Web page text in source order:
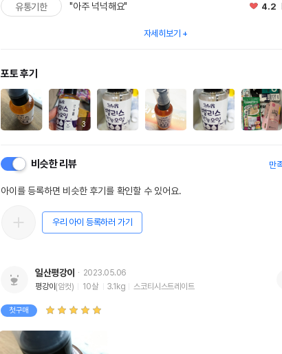
유통기한 "아주 넉넉해요" 4.2
자세히보기
포토 후기
3
비슷한 리뷰 만
아이를 등록하면 비슷한 후기를 확인할 수 있어요.
우리 아이 등록하러 가기
일산평강이
2023.05.06
평강이(암컷) 10살 3.1kg 스코티시스트레이트
첫구매